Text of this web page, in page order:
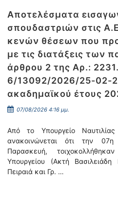
Αποτελέσματα
σπουδαστριών στις
κενών θέσεων που
με τις διατάξεις των
άρθρου 2 της Αρ.:
6/13092/2026/25-02-
ακαδημαϊκού έτους
07/08/2026 4:16 μμ.
Από το Υπουργείο
ανακοινώνεται ότι την
Παρασκευή,
Υπουργείου (Ακτή
Πειραιά και Γρ. …